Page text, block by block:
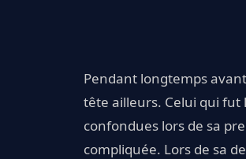
Pendant longtemps
tête ailleurs. Celui qui
confondues lors de sa
compliquée. Lors de sa